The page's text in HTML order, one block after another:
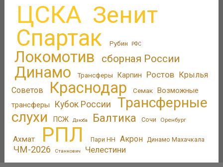
ЦСКА Зенит
Спартак Рубин РФС
Локомотив сборная России
Динамо Трансферы Карпин Ростов
Крылья
Советов
Краснодар Семак
Возможные
трансферы
Кубок России
Трансферные
слухи
ПСЖ Дзюба Балтика Сочи Оренбург
Ахмат РПЛ Пари НН Акрон Динамо Махачкала
ЧМ-2026 Станкович Челестини